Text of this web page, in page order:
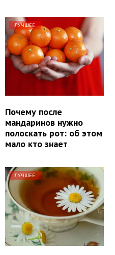
ЛУЧШЕЕ
Почему после
мандаринов нужно
полоскать рот: об этом
мало кто знает
ЛУЧШЕЕ